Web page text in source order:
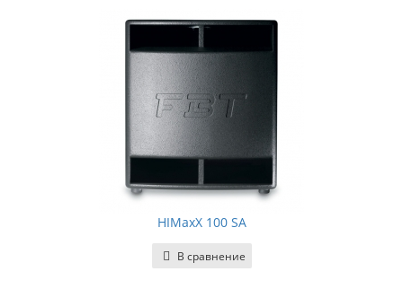
HIMaxX 100 SA
В сравнение